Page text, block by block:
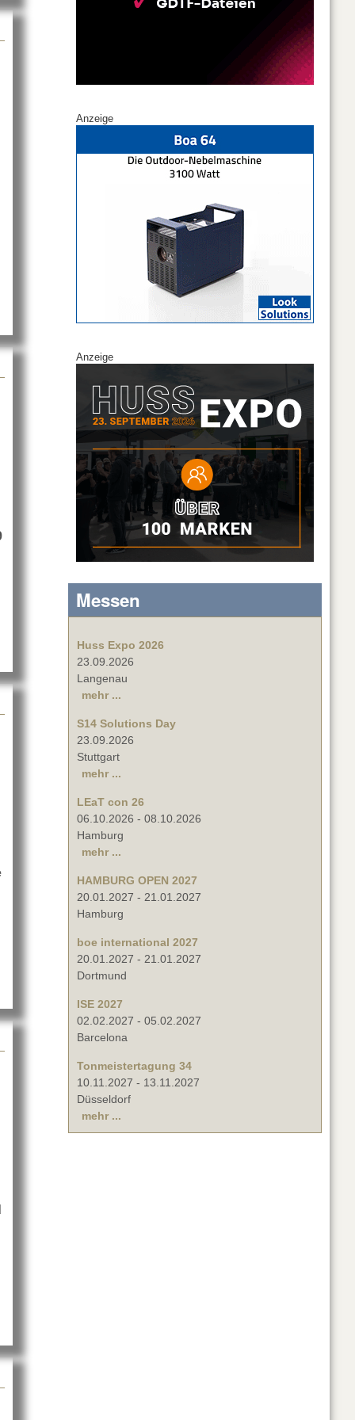
about Prolight + Sound wird verschoben
ohne Movecat
Anzeige
Anzeige
Messen
Huss Expo 2026
23.09.2026
Langenau
mehr ...
S14 Solutions Day
23.09.2026
Stuttgart
mehr ...
LEaT con 26
06.10.2026 - 08.10.2026
Hamburg
mehr ...
HAMBURG OPEN 2027
20.01.2027 - 21.01.2027
Hamburg
boe international 2027
20.01.2027 - 21.01.2027
Dortmund
ISE 2027
02.02.2027 - 05.02.2027
Barcelona
Tonmeistertagung 34
10.11.2027 - 13.11.2027
Düsseldorf
mehr ...